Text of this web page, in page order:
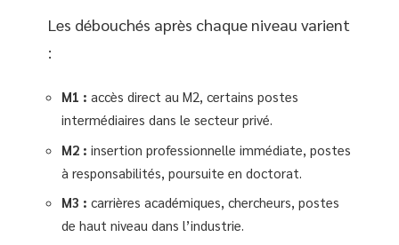
Les débouchés après chaque niveau varient
:
M1 : accès direct au M2, certains postes
intermédiaires dans le secteur privé.
M2 : insertion professionnelle immédiate, postes
à responsabilités, poursuite en doctorat.
M3 : carrières académiques, chercheurs, postes
de haut niveau dans l’industrie.